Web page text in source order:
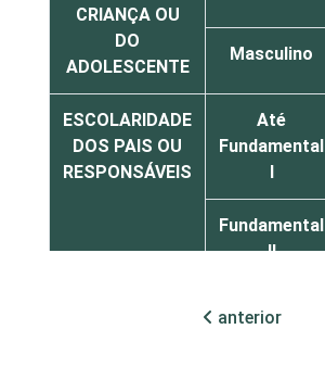
CRIANÇA OU
DO
ADOLESCENTE
Masculino
ESCOLARIDADE
DOS PAIS OU
RESPONSÁVEIS
Até
Fundamental
I
Fundamental
II
mais
anterior